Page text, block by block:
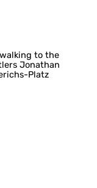
to the
Jonathan
Platz